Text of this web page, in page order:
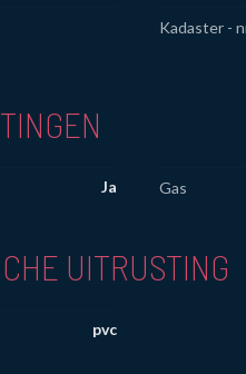
Kadaster -
Ja Gas
UITRUSTING
pvc